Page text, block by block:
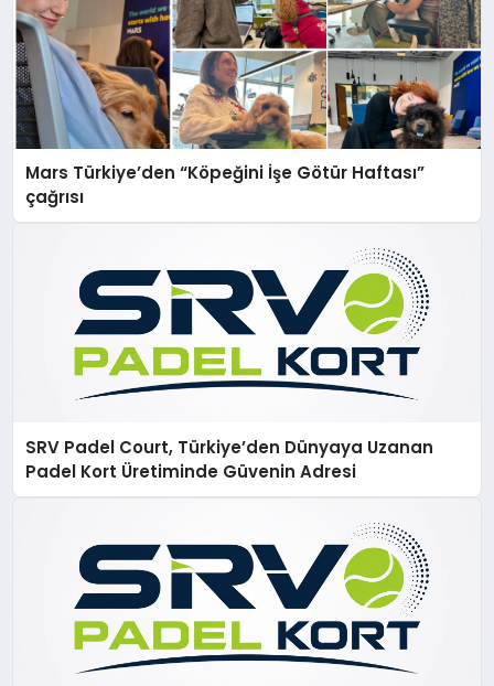
Mars Türkiye’den “Köpeğini İşe Götür Haftası”
çağrısı
SRV Padel Court, Türkiye’den Dünyaya Uzanan
Padel Kort Üretiminde Güvenin Adresi